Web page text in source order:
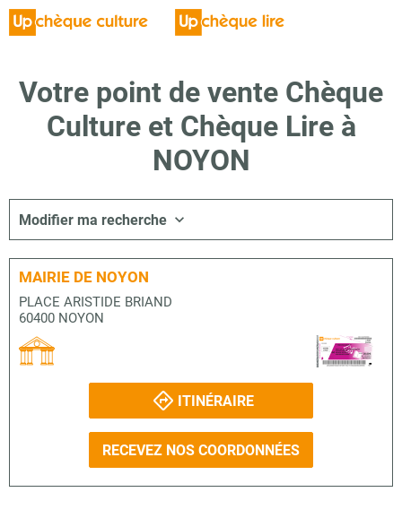
Votre point de vente Chèque
Culture et Chèque Lire à
NOYON
Modifier ma recherche
MAIRIE DE NOYON
PLACE ARISTIDE BRIAND
60400 NOYON
ITINÉRAIRE
RECEVEZ NOS COORDONNÉES